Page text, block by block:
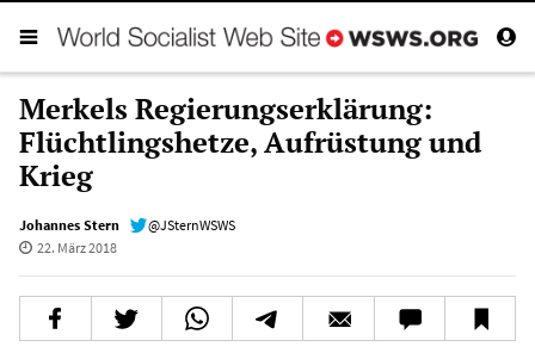
Merkels Regierungserklärung:
Flüchtlingshetze, Aufrüstung und
Krieg
Johannes Stern
@JSternWSWS
22. März 2018